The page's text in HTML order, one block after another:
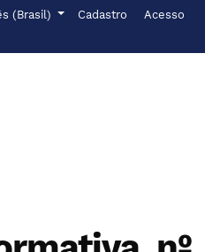
principal
(Brasil)de Cadastro Acesso